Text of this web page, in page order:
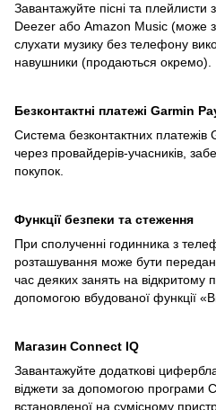
Завантажуйте пісні та плейлисти
Deezer або Amazon Music (може
слухати музику без телефону
навушники (продаються окремо).
Безконтактні платежі Garmin
Система безконтактних
через провайдерів-учасників,
покупок.
Функції безпеки та стеження
При сполученні годинника з
розташування може бути
час деяких занять на відкритому
допомогою вбудованої функції
Магазин Connect IQ
Завантажуйте додаткові
віджети за допомогою програми
встановленої на сумісному